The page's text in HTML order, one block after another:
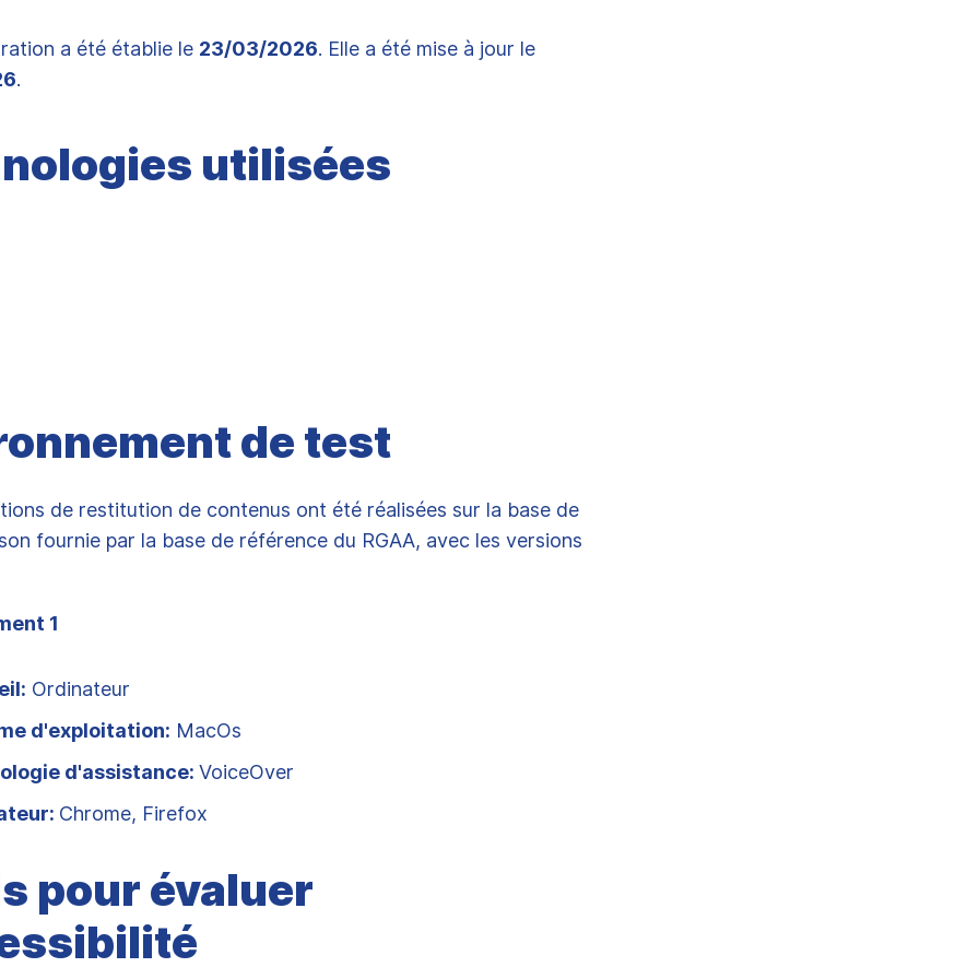
a été établie le 23/03/2026. Elle a été mise à jour le
.
utilisées
de test
de restitution de contenus ont été réalisées sur la base de
fournie par la base de référence du RGAA, avec les versions
1
Ordinateur
d'exploitation: MacOs
d'assistance: VoiceOver
Chrome, Firefox
pour évaluer